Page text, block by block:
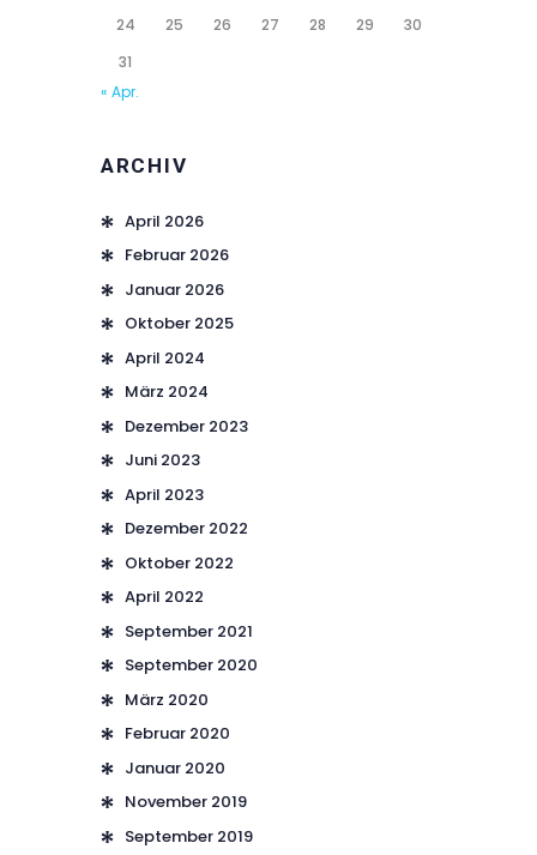
24
25 26 27 28 29
30
31
« Apr.
ARCHIV
April 2026
Februar 2026
Januar 2026
Oktober 2025
April 2024
März 2024
Dezember 2023
Juni 2023
April 2023
Dezember 2022
Oktober 2022
April 2022
September 2021
September 2020
März 2020
Februar 2020
Januar 2020
November 2019
September 2019